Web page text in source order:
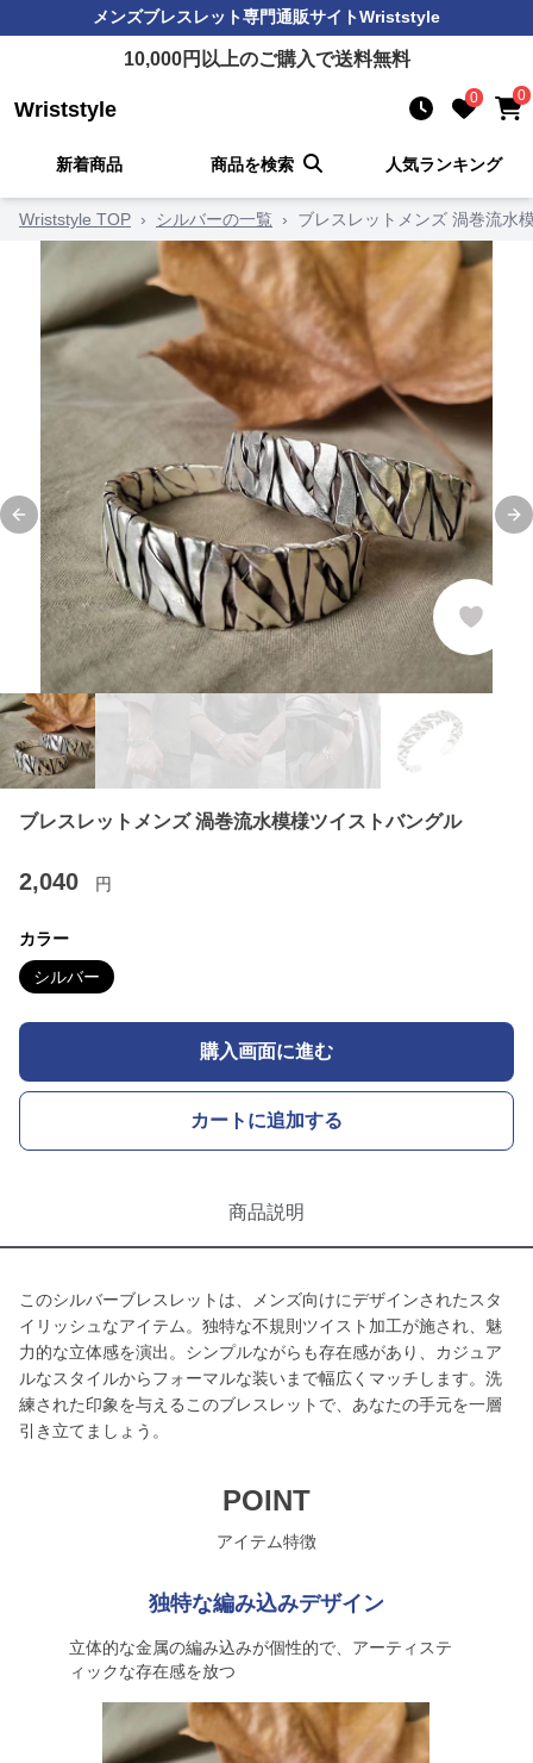
メンズブレスレット専門通販サイトWriststyle
10,000円以上のご購入で送料無料
Wriststyle 0 0
新着商品 商品を検索 人気ランキング
Wriststyle TOP › シルバーの一覧 › ブレスレットメンズ 渦巻流水
Previous slide
ブレスレットメンズ 渦巻流水模様ツイストバングル
2,040 円
カラー
シルバー
購入画面に進む
カートに追加する
商品説明
このシルバーブレスレットは、メンズ向けにデザインされたスタ
イリッシュなアイテム。独特な不規則ツイスト加工が施され、魅
力的な立体感を演出。シンプルながらも存在感があり、カジュア
ルなスタイルからフォーマルな装いまで幅広くマッチします。洗
練された印象を与えるこのブレスレットで、あなたの手元を一層
引き立てましょう。
POINT
アイテム特徴
独特な編み込みデザイン
立体的な金属の編み込みが個性的で、アーティステ
ィックな存在感を放つ